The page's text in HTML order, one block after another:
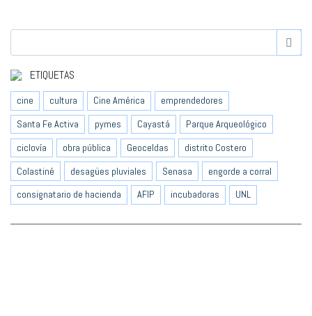
ETIQUETAS
cine cultura Cine América
emprendedores
Santa Fe Activa
pymes Cayastá
Parque Arqueológico
ciclovía
obra pública Geoceldas
distrito Costero
Colastiné
desagües pluviales Senasa
engorde a corral
consignatario de hacienda
AFIP incubadoras UNL